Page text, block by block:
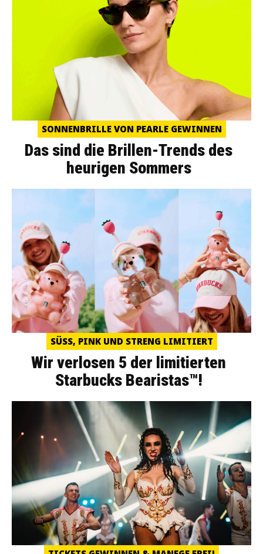
SONNENBRILLE VON PEARLE GEWINNEN
Das sind die Brillen-Trends des
heurigen Sommers
SÜSS, PINK UND STRENG LIMITIERT
Wir verlosen 5 der limitierten
Starbucks Bearistas™!